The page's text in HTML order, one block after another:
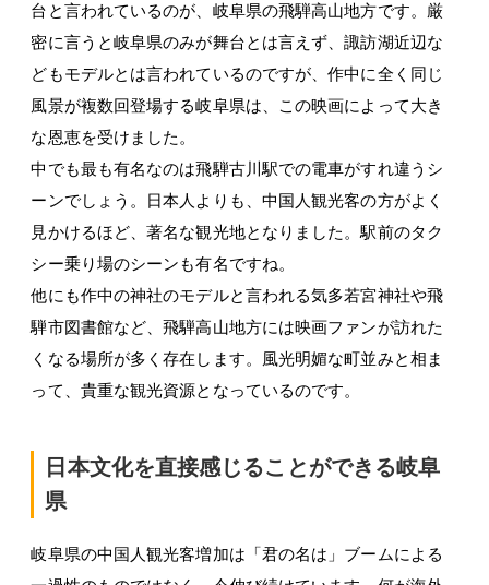
台と言われているのが、岐阜県の飛騨高山地方です。厳
密に言うと岐阜県のみが舞台とは言えず、諏訪湖近辺な
どもモデルとは言われているのですが、作中に全く同じ
風景が複数回登場する岐阜県は、この映画によって大き
な恩恵を受けました。
中でも最も有名なのは飛騨古川駅での電車がすれ違うシ
ーンでしょう。日本人よりも、中国人観光客の方がよく
見かけるほど、著名な観光地となりました。駅前のタク
シー乗り場のシーンも有名ですね。
他にも作中の神社のモデルと言われる気多若宮神社や飛
騨市図書館など、飛騨高山地方には映画ファンが訪れた
くなる場所が多く存在します。風光明媚な町並みと相ま
って、貴重な観光資源となっているのです。
日本文化を直接感じることができる岐阜
県
岐阜県の中国人観光客増加は「君の名は」ブームによる